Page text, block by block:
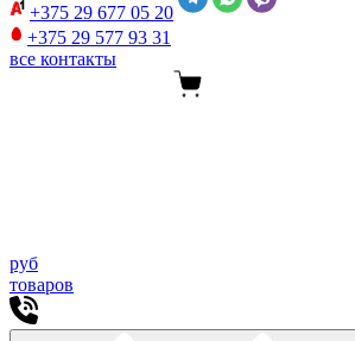
+375 29 677 05 20
+375 29 577 93 31
все контакты
руб
товаров